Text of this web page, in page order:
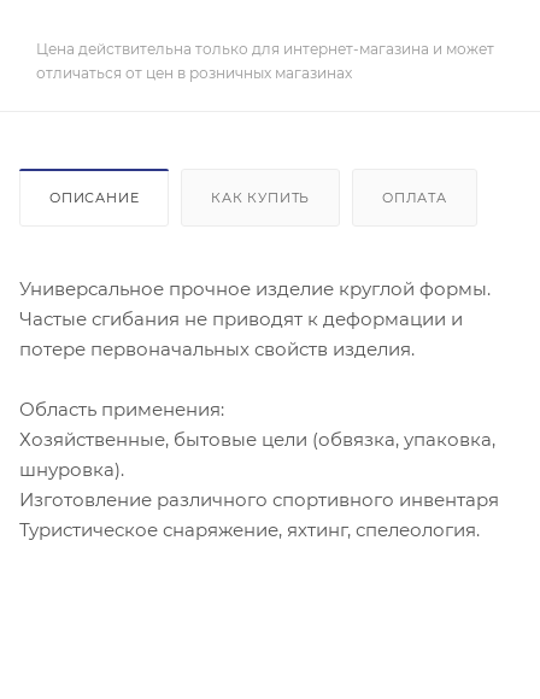
Цена действительна только для интернет-магазина и может
отличаться от цен в розничных магазинах
ОПИСАНИЕ КАК КУПИТЬ ОПЛАТА
Универсальное прочное изделие круглой формы.
Частые сгибания не приводят к деформации и
потере первоначальных свойств изделия.
Область применения:
Хозяйственные, бытовые цели (обвязка, упаковка,
шнуровка).
Изготовление различного спортивного инвентаря
Туристическое снаряжение, яхтинг, спелеология.